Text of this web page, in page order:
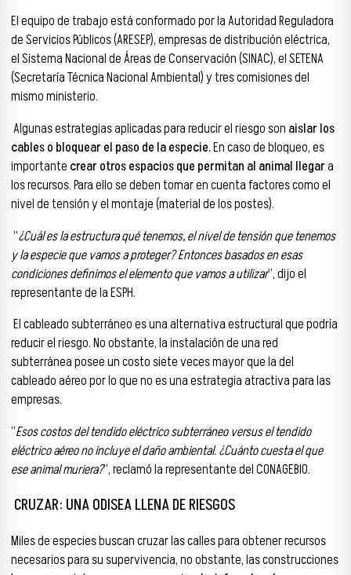
El equipo de trabajo está conformado por la Autoridad Reguladora
de Servicios Públicos (ARESEP), empresas de distribución eléctrica,
el Sistema Nacional de Áreas de Conservación (SINAC), el SETENA
(Secretaría Técnica Nacional Ambiental) y tres comisiones del
mismo ministerio.
Algunas estrategias aplicadas para reducir el riesgo son aislar los
cables o bloquear el paso de la especie.En caso de bloqueo, es
importante crear otros espacios que permitan al animal llegara
los recursos. Para ello se deben tomar en cuenta factores como el
nivel de tensión y el montaje (material de los postes).
”¿Cuál es la estructura qué tenemos, el nivel de tensión que tenemos
y la especie que vamos a proteger? Entonces basados en esas
condiciones definimos el elemento que vamos a utilizar”, dijo el
representante de la ESPH.
El cableado subterráneo es una alternativa estructural que podría
reducir el riesgo. No obstante, la instalación de una red
subterránea posee un costo siete veces mayor que la del
cableado aéreo por lo que no es una estrategia atractiva para las
empresas.
“Esos costos del tendido eléctrico subterráneo versus el tendido
eléctrico aéreo no incluye el daño ambiental. ¿Cuánto cuesta el que
ese animal muriera?”, reclamó la representante del CONAGEBIO.
CRUZAR: UNA ODISEA LLENA DE RIESGOS
Miles de especies buscan cruzar las calles para obtener recursos
necesarios para su supervivencia, no obstante, las construcciones